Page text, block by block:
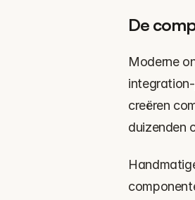
De
Moderne
creëren
duizenden